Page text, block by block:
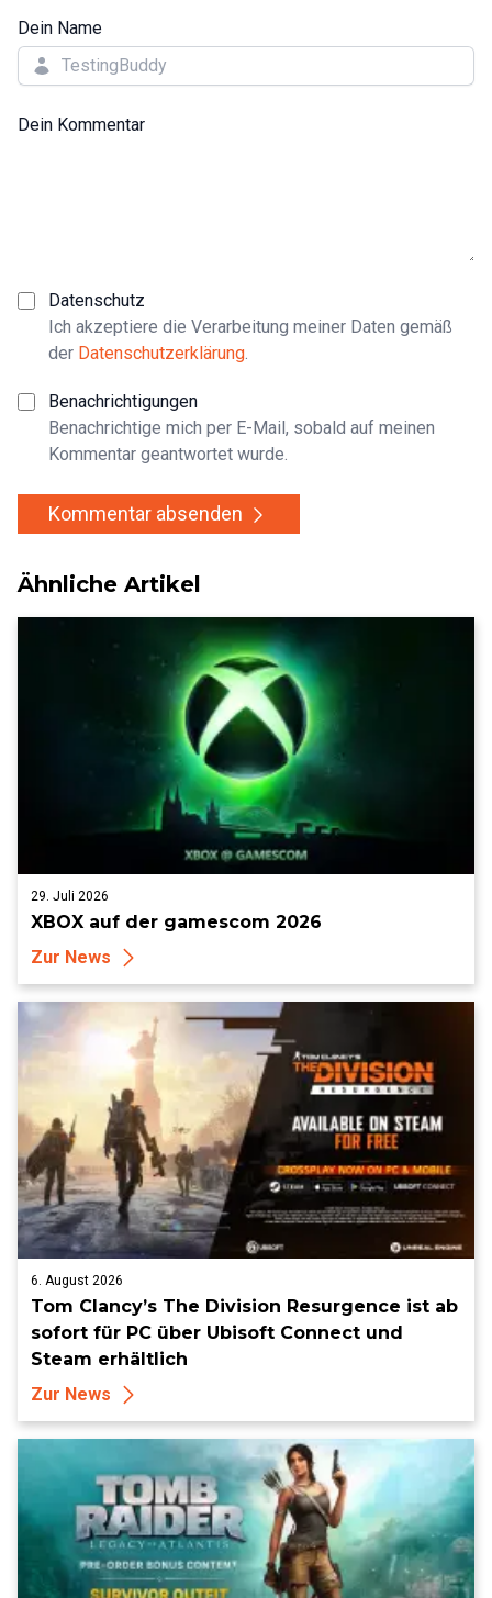
Dein Name
Dein Kommentar
Datenschutz
Ich akzeptiere die Verarbeitung meiner Daten gemäß
der Datenschutzerklärung.
Benachrichtigungen
Benachrichtige mich per E-Mail, sobald auf meinen
Kommentar geantwortet wurde.
Kommentar absenden
Ähnliche Artikel
29. Juli 2026
XBOX auf der gamescom 2026
Zur News
6. August 2026
Tom Clancy’s The Division Resurgence ist ab
sofort für PC über Ubisoft Connect und
Steam erhältlich
Zur News